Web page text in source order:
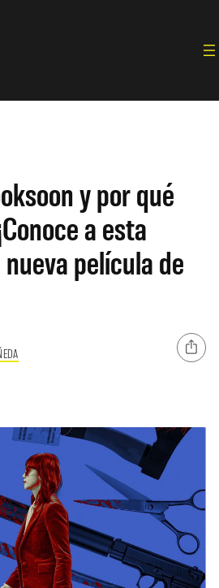
y por qué
a esta
película de